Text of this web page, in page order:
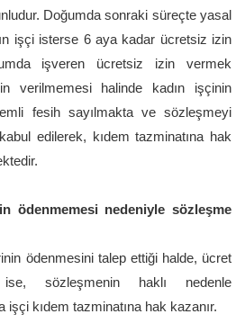
Doğumda sonraki süreçte yasal
işçi isterse 6 aya kadar ücretsiz izin
işveren ücretsiz izin vermek
verilmemesi halinde kadın işçinin
fesih sayılmakta ve sözleşmeyi
edilerek, kıdem tazminatına hak
ödenmemesi nedeniyle sözleşme
ödenmesini talep ettiği halde, ücret
ise, sözleşmenin haklı nedenle
işçi kıdem tazminatına hak kazanır.